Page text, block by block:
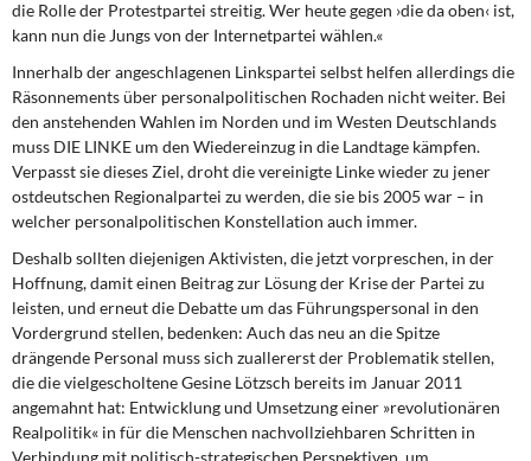
die Rolle der Protestpartei streitig. Wer heute gegen ›die da oben‹ ist,
kann nun die Jungs von der Internetpartei wählen.«
Innerhalb der angeschlagenen Linkspartei selbst helfen allerdings die
Räsonnements über personalpolitischen Rochaden nicht weiter. Bei
den anstehenden Wahlen im Norden und im Westen Deutschlands
muss DIE LINKE um den Wiedereinzug in die Landtage kämpfen.
Verpasst sie dieses Ziel, droht die vereinigte Linke wieder zu jener
ostdeutschen Regionalpartei zu werden, die sie bis 2005 war – in
welcher personalpolitischen Konstellation auch immer.
Deshalb sollten diejenigen Aktivisten,die jetzt vorpreschen, in der
Hoffnung, damit einen Beitrag zur Lösung der Krise der Partei zu
leisten, und erneut die Debatte um das Führungspersonal in den
Vordergrund stellen, bedenken: Auch das neu an die Spitze
drängende Personal muss sich zuallererst der Problematik stellen,
die die vielgescholtene Gesine Lötzsch bereits im Januar 2011
angemahnt hat: Entwicklung und Umsetzung einer »revolutionären
Realpolitik« in für die Menschen nachvollziehbaren Schritten in
Verbindung mit politisch-strategischen Perspektiven, um